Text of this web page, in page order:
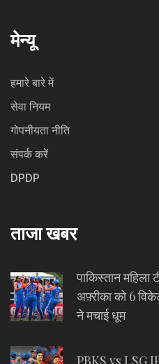
मेन्यू
हमारे बारे में
सेवा नियम
गोपनीयता नीति
संपर्क करें
DPDP
ताजा खबर
पाकिस्तान
अफ़्रीका को 6
ने मचाई धूम
PBKS vs LSG